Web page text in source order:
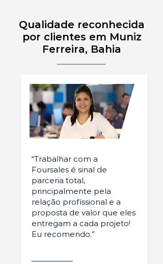
Qualidade reconhecida
por clientes em Muniz
Ferreira, Bahia
“Trabalhar com a
Foursales é sinal de
parceria total,
principalmente pela
relação profissional e a
proposta de valor que eles
entregam a cada projeto!
Eu recomendo.”